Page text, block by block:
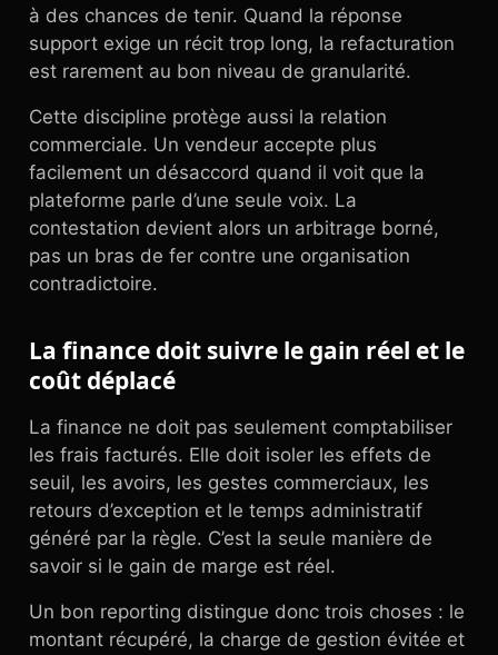
à des chances de tenir. Quand la réponse
support exige un récit trop long, la refacturation
est rarement au bon niveau de granularité.
Cette discipline protège aussi la relation
commerciale. Un vendeur accepte plus
facilement un désaccord quand il voit que la
plateforme parle d’une seule voix. La
contestation devient alors un arbitrage borné,
pas un bras de fer contre une organisation
contradictoire.
La finance doit suivre le gain réel et le
coût déplacé
La finance ne doit pas seulement comptabiliser
les frais facturés. Elle doit isoler les effets de
seuil, les avoirs, les gestes commerciaux, les
retours d’exception et le temps administratif
généré par la règle. C’est la seule manière de
savoir si le gain de marge est réel.
Un bon reporting distingue donc trois choses : le
montant récupéré, la charge de gestion évitée et